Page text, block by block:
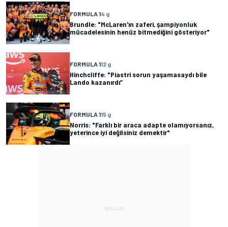
FORMULA 14 g
Brundle: "McLaren'ın zaferi, şampiyonluk
mücadelesinin henüz bitmediğini gösteriyor"
FORMULA 112 g
Hinchcliffe: "Piastri sorun yaşamasaydı bile
Lando kazanırdı”
FORMULA 115 g
Norris: "Farklı bir araca adapte olamıyorsanız,
yeterince iyi değilsiniz demektir"